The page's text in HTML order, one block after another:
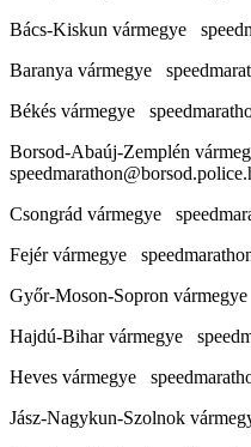
Bács-Kiskun vármegye
Baranya vármegye
Békés vármegye
Borsod-Abaúj-Zemplén
Csongrád vármegye
Fejér vármegye
Győr-Moson-Sopron
Hajdú-Bihar vármegye
Heves vármegye
Jász-Nagykun-Szolnok